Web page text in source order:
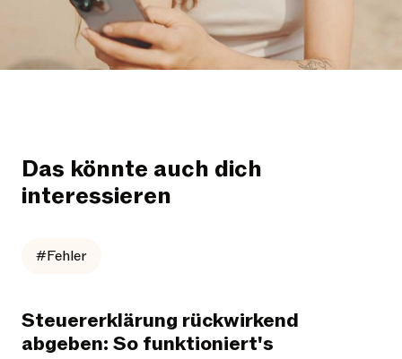
Das könnte auch dich
interessieren
#Fehler
Steuererklärung rückwirkend
abgeben: So funktioniert's